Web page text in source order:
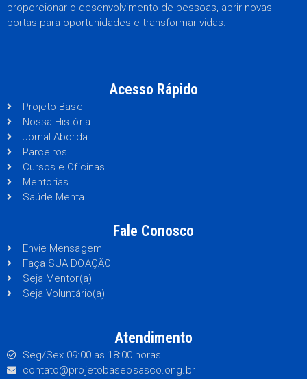
proporcionar o desenvolvimento de pessoas, abrir novas
portas para oportunidades e transformar vidas.
Acesso Rápido
Projeto Base
Nossa História
Jornal Aborda
Parceiros
Cursos e Oficinas
Mentorias
Saúde Mental
Fale Conosco
Envie Mensagem
Faça SUA DOAÇÃO
Seja Mentor(a)
Seja Voluntário(a)
Atendimento
Seg/Sex 09:00 as 18:00 horas
contato@projetobaseosasco.ong.br